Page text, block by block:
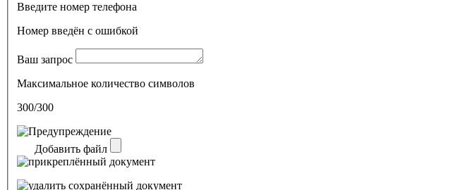
Введите номер телефона
Номер введён c ошибкой
Ваш запрос
Максимальное количество символов
300/300
Добавить файл